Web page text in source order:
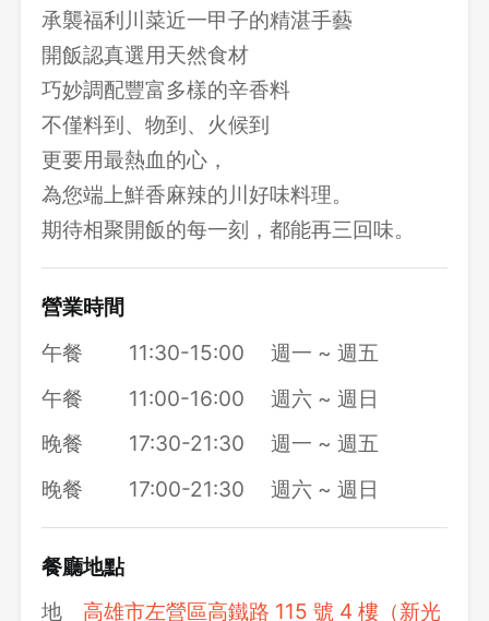
承襲福利川菜近一甲子的精湛手藝
開飯認真選用天然食材
巧妙調配豐富多樣的辛香料
不僅料到、物到、火候到
更要用最熱血的心，
為您端上鮮香麻辣的川好味料理。
期待相聚開飯的每一刻，都能再三回味。
營業時間
午餐
11:30-15:00
週一 ~ 週五
午餐
11:00-16:00
週六 ~ 週日
晚餐
17:30-21:30
週一 ~ 週五
晚餐
17:00-21:30 週六 ~ 週日
餐廳地點
地
高雄市左營區高鐵路 115 號 4 樓（新光